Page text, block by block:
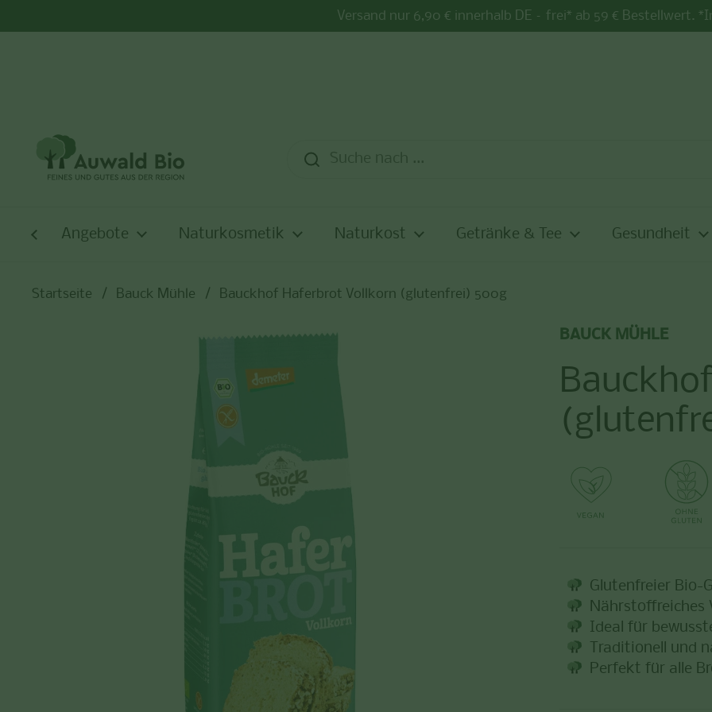
Versand nur 6,90 € innerhalb DE – frei* ab 59 € Bestellwert.
Angebote Naturkosmetik Naturkost Getränke & Tee Gesundheit
Startseite / Bauck Mühle / Bauckhof Haferbrot Vollkorn (glutenfrei) 500g
BAUCK MÜHLE
Glutenfreier Bio-
Nährstoffreiches
Ideal für
Traditionell und
Perfekt für alle